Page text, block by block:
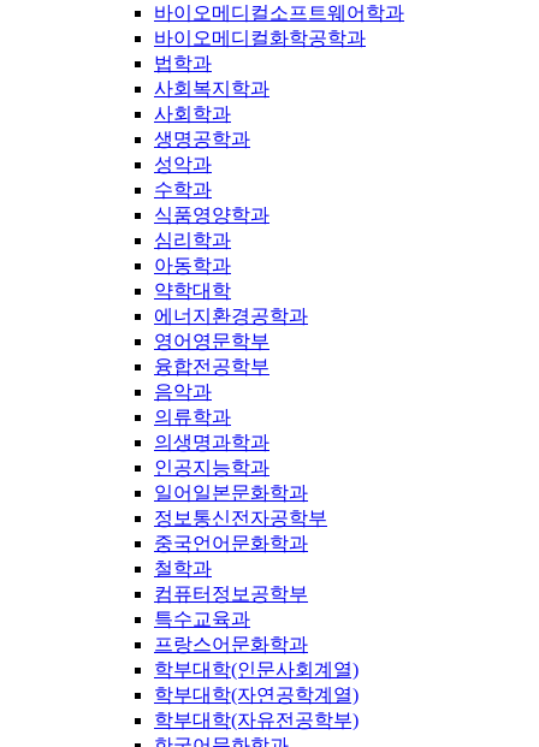
바이오메디컬소프트웨어학과
바이오메디컬화학공학과
법학과
사회복지학과
사회학과
생명공학과
성악과
수학과
식품영양학과
심리학과
아동학과
약학대학
에너지환경공학과
영어영문학부
융합전공학부
음악과
의류학과
의생명과학과
인공지능학과
일어일본문화학과
정보통신전자공학부
중국언어문화학과
철학과
컴퓨터정보공학부
특수교육과
프랑스어문화학과
학부대학(인문사회계열)
학부대학(자연공학계열)
학부대학(자유전공학부)